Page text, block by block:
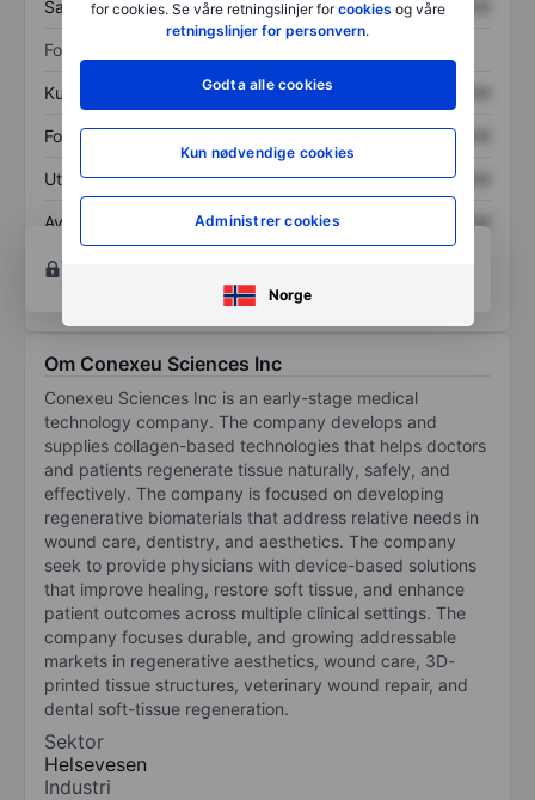
for cookies. Se våre retningslinjer forcookies og våre
retningslinjer for personvern.
Godta alle cookies
Kun nødvendige cookies
Administrer cookies
Norge
Samlet gjeld XXXXXXX XXXXXXX
Forholdstall
Kurs/salg XXXXXXX
Fortjeneste per aksje XXXXXXX XXXXXXX
Utbytte per aksje XXXXXXX XXXXXXX
Avkastning på
egenkapital
XXXXXXX
XXXXXXX
og analyseverktøy.
Om Conexeu Sciences Inc
Conexeu Sciences Inc is an early-stage medical
technology company. The company develops and
supplies collagen-based technologies that helps doctors
and patients regenerate tissue naturally, safely, and
effectively. The company is focused on developing
regenerative biomaterials that address relative needs in
wound care, dentistry, and aesthetics. The company
seek to provide physicians with device-based solutions
that improve healing, restore soft tissue, and enhance
patient outcomes across multiple clinical settings. The
company focuses durable, and growing addressable
markets in regenerative aesthetics, wound care, 3D-
printed tissue structures, veterinary wound repair, and
dental soft-tissue regeneration.
Sektor
Helsevesen
Industri